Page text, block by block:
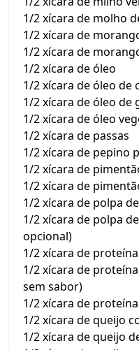
1/2 xícara de molho
1/2 xícara de
1/2 xícara de
1/2 xícara de óleo
1/2 xícara de óleo de
1/2 xícara de óleo de
1/2 xícara de óleo
1/2 xícara de passas
1/2 xícara de pepino
1/2 xícara de
1/2 xícara de
1/2 xícara de polpa
1/2 xícara de polpa
opcional)
1/2 xícara de
1/2 xícara de
sem sabor)
1/2 xícara de
1/2 xícara de queijo
1/2 xícara de queijo